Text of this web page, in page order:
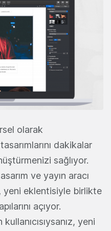
olarak
dakikalar
sağlıyor.
ve yayın aracı
yeni eklentisiyle birlikte
açıyor.
yeni